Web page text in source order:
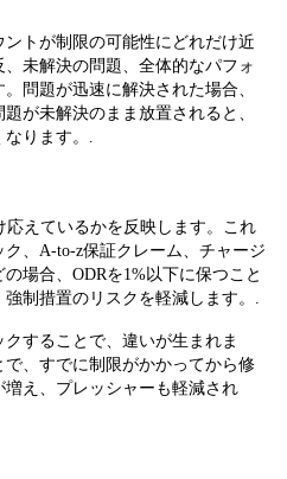
トが制限の可能性にどれだけ近
未解決の問題、全体的なパフォ
問題が迅速に解決された場合、
が未解決のまま放置されると、
ります。.
応えているかを反映します。これ
、A-to-z保証クレーム、チャージ
場合、ODRを1%以下に保つこと
制措置のリスクを軽減します。.
することで、違いが生まれま
、すでに制限がかかってから修
え、プレッシャーも軽減され